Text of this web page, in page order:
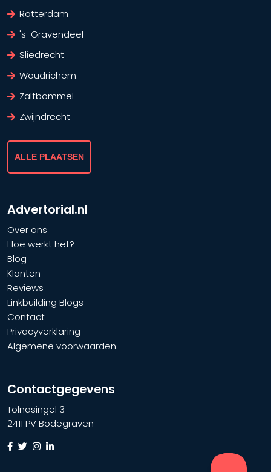
Advertorial.nl
Over ons
Hoe werkt het?
Blog
Klanten
Reviews
Linkbuilding Blogs
Contact
Privacyverklaring
Algemene voorwaarden
Rotterdam
's-Gravendeel
Sliedrecht
Woudrichem
Zaltbommel
Zwijndrecht
ALLE PLAATSEN
Contactgegevens
Tolnasingel 3
2411 PV Bodegraven